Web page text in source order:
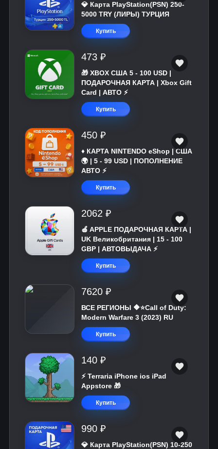
💎 Карта PlayStation(PSN) 250-
5000 TRY (ЛИРЫ) ТУРЦИЯ
Купить
473 ₽
🎁 XBOX США 5 - 100 USD |
ПОДАРОЧНАЯ КАРТА | Xbox Gift
Card | АВТО ⚡
Купить
450 ₽
♦️ КАРТА NINTENDO eShop | США
🌍 | 5 - 99 USD | ПОПОЛНЕНИЕ
АВТО ⚡
Купить
2062 ₽
🍎 APPLE ПОДАРОЧНАЯ КАРТА |
UK Великобритания | 15 - 100
GBP | АВТОВЫДАЧА ⚡️
Купить
7620 ₽
ВСЕ РЕГИОНЫ 🔶⭐Call of Duty:
Modern Warfare 3 (2023) RU
Купить
140 ₽
⚡️ Terraria iPhone ios iPad
Appstore 🎁
Купить
990 ₽
💎 Карта PlayStation(PSN) 10-250